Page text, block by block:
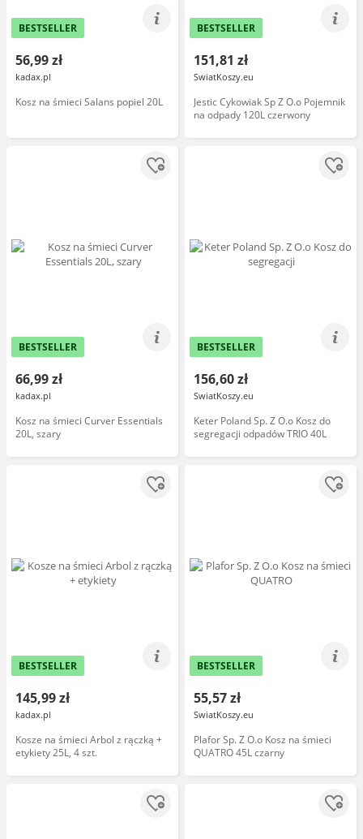
BESTSELLER
56,99 zł
kadax.pl
Kosz na śmieci Salans popiel 20L
BESTSELLER
151,81 zł
SwiatKoszy.eu
Jestic Cykowiak Sp Z O.o Pojemnik
na odpady 120L czerwony
BESTSELLER
66,99 zł
kadax.pl
Kosz na śmieci Curver Essentials
20L, szary
BESTSELLER
156,60 zł
SwiatKoszy.eu
Keter Poland Sp. Z O.o Kosz do
segregacji odpadów TRIO 40L
BESTSELLER
145,99 zł
kadax.pl
Kosze na śmieci Arbol z rączką +
etykiety 25L, 4 szt.
BESTSELLER
55,57 zł
SwiatKoszy.eu
Plafor Sp. Z O.o Kosz na śmieci
QUATRO 45L czarny